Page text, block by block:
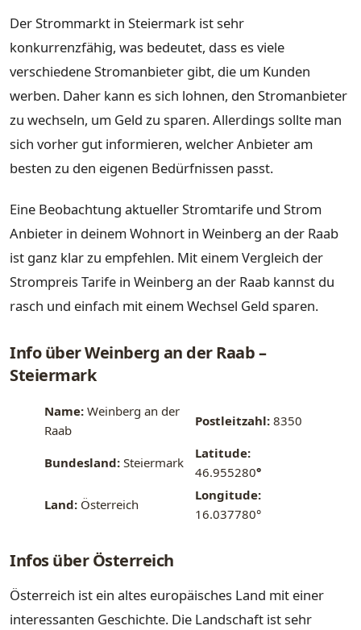
Der Strommarkt in Steiermark ist sehr
konkurrenzfähig, was bedeutet, dass es viele
verschiedene Stromanbieter gibt, die um Kunden
werben. Daher kann es sich lohnen, den Stromanbieter
zu wechseln, um Geld zu sparen. Allerdings sollte man
sich vorher gut informieren, welcher Anbieter am
besten zu den eigenen Bedürfnissen passt.
Eine Beobachtung aktueller Stromtarife und Strom
Anbieter in deinem Wohnort in Weinberg an der Raab
ist ganz klar zu empfehlen. Mit einem Vergleich der
Strompreis Tarife in Weinberg an der Raab kannst du
rasch und einfach mit einem Wechsel Geld sparen.
Info über Weinberg an der Raab –
Steiermark
Name: Weinberg an der
Raab
Postleitzahl: 8350
Bundesland: Steiermark
Latitude:
46.955280°
Land: Österreich
Longitude:
16.037780°
Infos über Österreich
Österreich ist ein altes europäisches Land mit einer
interessanten Geschichte. Die Landschaft ist sehr